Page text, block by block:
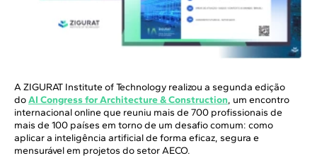
A ZIGURAT Institute of Technology realizou a segunda edição
doAI Congress for Architecture & Construction, um encontro
internacional online que reuniu mais de 700 profissionais de
mais de 100 países em torno de um desafio comum: como
aplicar a inteligência artificial de forma eficaz, segura e
mensurável em projetos do setor AECO.